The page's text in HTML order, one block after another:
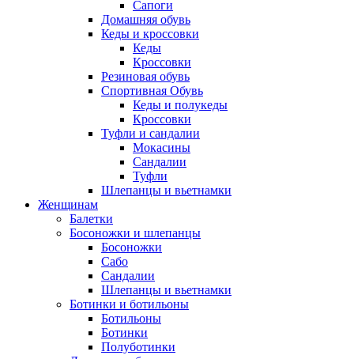
Сапоги
Домашняя обувь
Кеды и кроссовки
Кеды
Кроссовки
Резиновая обувь
Спортивная Обувь
Кеды и полукеды
Кроссовки
Туфли и сандалии
Мокасины
Сандалии
Туфли
Шлепанцы и вьетнамки
Женщинам
Балетки
Босоножки и шлепанцы
Босоножки
Сабо
Сандалии
Шлепанцы и вьетнамки
Ботинки и ботильоны
Ботильоны
Ботинки
Полуботинки